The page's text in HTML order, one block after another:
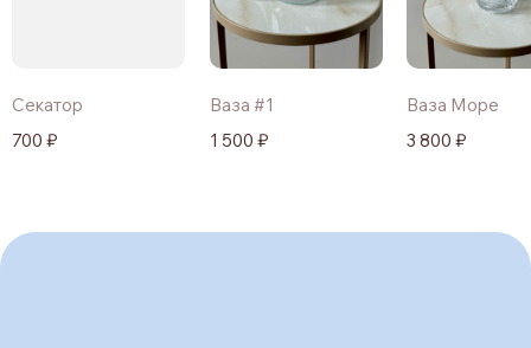
1 500 ₽
Ваза #1
3 800 ₽
Ваза Море
700 ₽
Секатор